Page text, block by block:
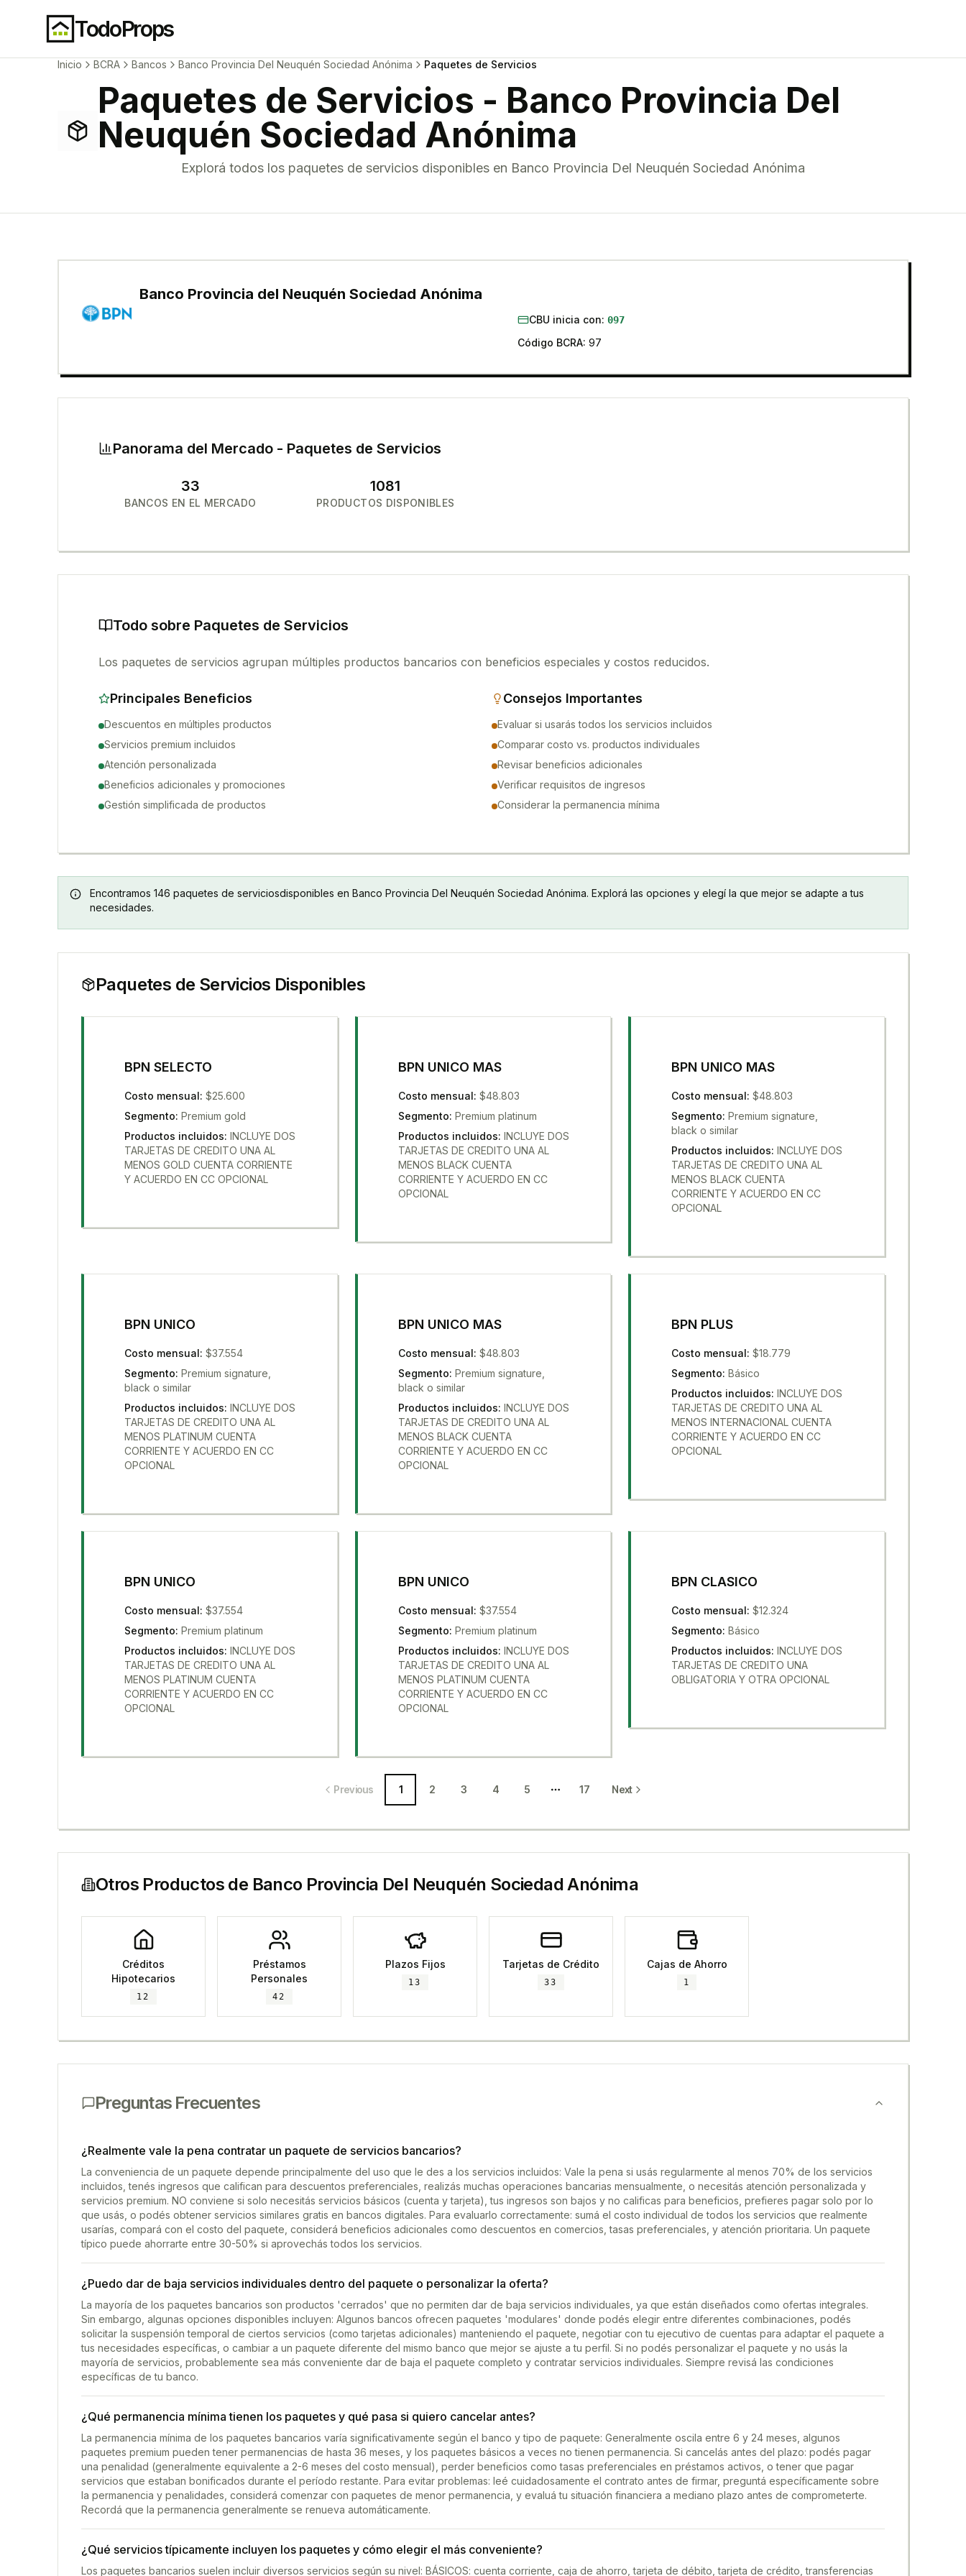
TodoProps
Inicio BCRA Bancos Banco Provincia Del Neuquén Sociedad Anónima Paquetes de Servicios
Paquetes de Servicios - Banco Provincia Del
Neuquén Sociedad Anónima
Explorá todos los paquetes de servicios disponibles en Banco Provincia Del Neuquén Sociedad Anónima
Banco Provincia del Neuquén Sociedad Anónima
CBU inicia con: 097
Código BCRA: 97
Panorama del Mercado - Paquetes de Servicios
33
BANCOS EN EL MERCADO
1081
PRODUCTOS DISPONIBLES
Todo sobre Paquetes de Servicios
Los paquetes de servicios agrupan múltiples productos bancarios con beneficios especiales y costos reducidos.
Principales Beneficios
Descuentos en múltiples productos
Servicios premium incluidos
Atención personalizada
Beneficios adicionales y promociones
Gestión simplificada de productos
Consejos Importantes
Evaluar si usarás todos los servicios incluidos
Comparar costo vs. productos individuales
Revisar beneficios adicionales
Verificar requisitos de ingresos
Considerar la permanencia mínima
Encontramos 146 paquetes de serviciosdisponibles en Banco Provincia Del Neuquén Sociedad Anónima. Explorá las opciones y elegí la que mejor se adapte a tus
necesidades.
Paquetes de Servicios Disponibles
BPN SELECTO
Costo mensual: $25.600
Segmento: Premium gold
Productos incluidos: INCLUYE DOS
TARJETAS DE CREDITO UNA AL
MENOS GOLD CUENTA CORRIENTE
Y ACUERDO EN CC OPCIONAL
BPN UNICO MAS
Costo mensual: $48.803
Segmento: Premium platinum
Productos incluidos: INCLUYE DOS
TARJETAS DE CREDITO UNA AL
MENOS BLACK CUENTA
CORRIENTE Y ACUERDO EN CC
OPCIONAL
BPN UNICO MAS
Costo mensual: $48.803
Segmento: Premium signature,
black o similar
Productos incluidos: INCLUYE DOS
TARJETAS DE CREDITO UNA AL
MENOS BLACK CUENTA
CORRIENTE Y ACUERDO EN CC
OPCIONAL
BPN UNICO
Costo mensual: $37.554
Segmento: Premium signature,
black o similar
Productos incluidos: INCLUYE DOS
TARJETAS DE CREDITO UNA AL
MENOS PLATINUM CUENTA
CORRIENTE Y ACUERDO EN CC
OPCIONAL
BPN UNICO MAS
Costo mensual: $48.803
Segmento: Premium signature,
black o similar
Productos incluidos: INCLUYE DOS
TARJETAS DE CREDITO UNA AL
MENOS BLACK CUENTA
CORRIENTE Y ACUERDO EN CC
OPCIONAL
BPN PLUS
Costo mensual: $18.779
Segmento: Básico
Productos incluidos: INCLUYE DOS
TARJETAS DE CREDITO UNA AL
MENOS INTERNACIONAL CUENTA
CORRIENTE Y ACUERDO EN CC
OPCIONAL
BPN UNICO
Costo mensual: $37.554
Segmento: Premium platinum
Productos incluidos: INCLUYE DOS
TARJETAS DE CREDITO UNA AL
MENOS PLATINUM CUENTA
CORRIENTE Y ACUERDO EN CC
OPCIONAL
BPN UNICO
Costo mensual: $37.554
Segmento: Premium platinum
Productos incluidos: INCLUYE DOS
TARJETAS DE CREDITO UNA AL
MENOS PLATINUM CUENTA
CORRIENTE Y ACUERDO EN CC
OPCIONAL
BPN CLASICO
Costo mensual: $12.324
Segmento: Básico
Productos incluidos: INCLUYE DOS
TARJETAS DE CREDITO UNA
OBLIGATORIA Y OTRA OPCIONAL
Previous 1 2 3 4 5
More pages
17 Next
Otros Productos de Banco Provincia Del Neuquén Sociedad Anónima
Créditos
Hipotecarios
12
Préstamos
Personales
42
Plazos Fijos
13
Tarjetas de Crédito
33
Cajas de Ahorro
1
Preguntas Frecuentes
¿Realmente vale la pena contratar un paquete de servicios bancarios?
La conveniencia de un paquete depende principalmente del uso que le des a los servicios incluidos: Vale la pena si usás regularmente al menos 70% de los servicios
incluidos, tenés ingresos que califican para descuentos preferenciales, realizás muchas operaciones bancarias mensualmente, o necesitás atención personalizada y
servicios premium. NO conviene si solo necesitás servicios básicos (cuenta y tarjeta), tus ingresos son bajos y no calificas para beneficios, prefieres pagar solo por lo
que usás, o podés obtener servicios similares gratis en bancos digitales. Para evaluarlo correctamente: sumá el costo individual de todos los servicios que realmente
usarías, compará con el costo del paquete, considerá beneficios adicionales como descuentos en comercios, tasas preferenciales, y atención prioritaria. Un paquete
típico puede ahorrarte entre 30-50% si aprovechás todos los servicios.
¿Puedo dar de baja servicios individuales dentro del paquete o personalizar la oferta?
La mayoría de los paquetes bancarios son productos 'cerrados' que no permiten dar de baja servicios individuales, ya que están diseñados como ofertas integrales.
Sin embargo, algunas opciones disponibles incluyen: Algunos bancos ofrecen paquetes 'modulares' donde podés elegir entre diferentes combinaciones, podés
solicitar la suspensión temporal de ciertos servicios (como tarjetas adicionales) manteniendo el paquete, negotiar con tu ejecutivo de cuentas para adaptar el paquete a
tus necesidades específicas, o cambiar a un paquete diferente del mismo banco que mejor se ajuste a tu perfil. Si no podés personalizar el paquete y no usás la
mayoría de servicios, probablemente sea más conveniente dar de baja el paquete completo y contratar servicios individuales. Siempre revisá las condiciones
específicas de tu banco.
¿Qué permanencia mínima tienen los paquetes y qué pasa si quiero cancelar antes?
La permanencia mínima de los paquetes bancarios varía significativamente según el banco y tipo de paquete: Generalmente oscila entre 6 y 24 meses, algunos
paquetes premium pueden tener permanencias de hasta 36 meses, y los paquetes básicos a veces no tienen permanencia. Si cancelás antes del plazo: podés pagar
una penalidad (generalmente equivalente a 2-6 meses del costo mensual), perder beneficios como tasas preferenciales en préstamos activos, o tener que pagar
servicios que estaban bonificados durante el período restante. Para evitar problemas: leé cuidadosamente el contrato antes de firmar, preguntá específicamente sobre
la permanencia y penalidades, considerá comenzar con paquetes de menor permanencia, y evaluá tu situación financiera a mediano plazo antes de comprometerte.
Recordá que la permanencia generalmente se renueva automáticamente.
¿Qué servicios típicamente incluyen los paquetes y cómo elegir el más conveniente?
Los paquetes bancarios suelen incluir diversos servicios según su nivel: BÁSICOS: cuenta corriente, caja de ahorro, tarjeta de débito, tarjeta de crédito, transferencias